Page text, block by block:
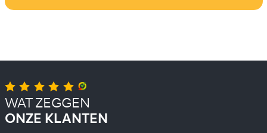
WAT ZEGGEN
ONZE KLANTEN